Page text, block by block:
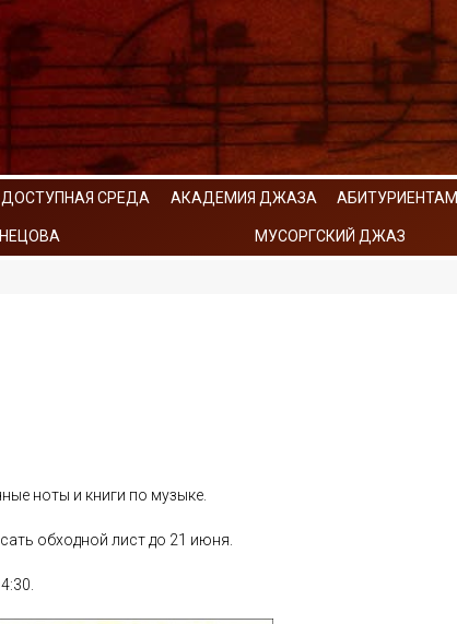
ДОСТУПНАЯ СРЕДА АКАДЕМИЯ ДЖАЗА АБИТУРИЕНТАМ
МУСОРГСКИЙ ДЖАЗ
ноты и книги по музыке.
обходной лист до 21 июня.